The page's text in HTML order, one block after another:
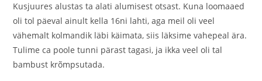
Kusjuures alustas ta alati alumisest otsast. Kuna loomaaed
oli tol päeval ainult kella 16ni lahti, aga meil oli veel
vähemalt kolmandik läbi käimata, siis läksime vahepeal ära.
Tulime ca poole tunni pärast tagasi, ja ikka veel oli tal
bambust krõmpsutada.